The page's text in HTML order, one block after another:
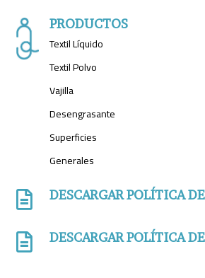
PRODUCTOS
Textil Líquido
Textil Polvo
Vajilla
Desengrasante
Superficies
Generales
 DESCARGAR POLÍTICA
 DESCARGAR POLÍTICA